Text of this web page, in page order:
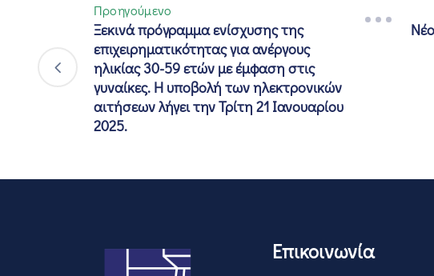
Προηγούμενο
Ξεκινά πρόγραμμα ενίσχυσης της
επιχειρηματικότητας για ανέργους
ηλικίας 30-59 ετών με έμφαση στις
γυναίκες. Η υποβολή των ηλεκτρονικών
αιτήσεων λήγει την Τρίτη 21 Ιανουαρίου
2025.
Επικοινωνία